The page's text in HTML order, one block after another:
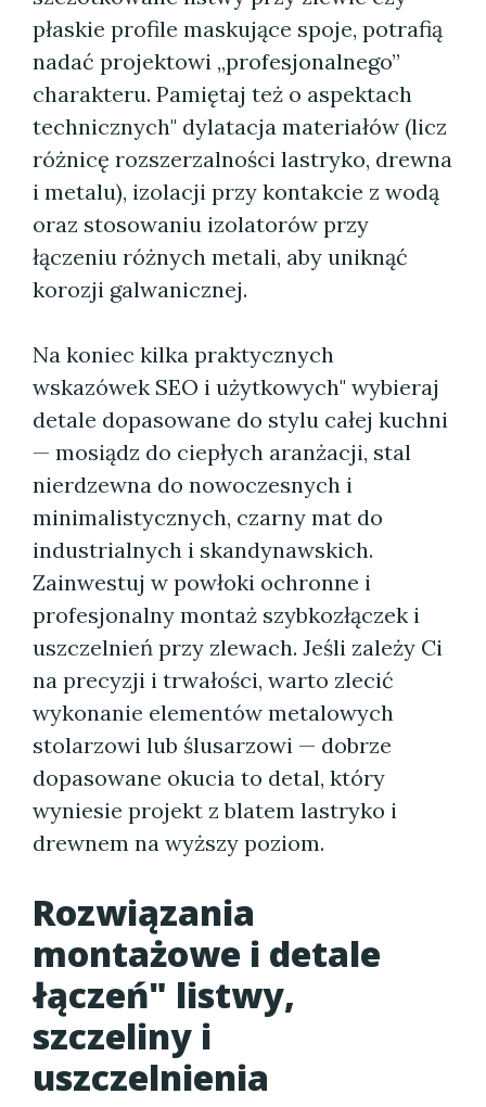
płaskie profile maskujące spoje, potrafią
nadać projektowi „profesjonalnego”
charakteru. Pamiętaj też o aspektach
technicznych" dylatacja materiałów (licz
różnicę rozszerzalności lastryko, drewna
i metalu), izolacji przy kontakcie z wodą
oraz stosowaniu izolatorów przy
łączeniu różnych metali, aby uniknąć
korozji galwanicznej.
Na koniec kilka praktycznych
wskazówek SEO i użytkowych" wybieraj
detale dopasowane do stylu całej kuchni
— mosiądz do ciepłych aranżacji, stal
nierdzewna do nowoczesnych i
minimalistycznych, czarny mat do
industrialnych i skandynawskich.
Zainwestuj w powłoki ochronne i
profesjonalny montaż szybkozłączek i
uszczelnień przy zlewach. Jeśli zależy Ci
na precyzji i trwałości, warto zlecić
wykonanie elementów metalowych
stolarzowi lub ślusarzowi — dobrze
dopasowane okucia to detal, który
wyniesie projekt z blatem lastryko i
drewnem na wyższy poziom.
Rozwiązania
montażowe i detale
łączeń" listwy,
szczeliny i
uszczelnienia